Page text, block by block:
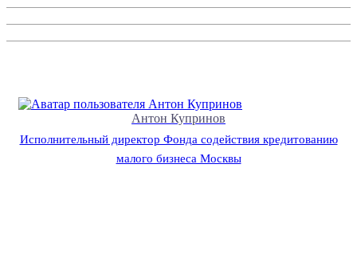
Антон Купринов
Исполнительный директор Фонда содействия кредитованию
малого бизнеса Москвы